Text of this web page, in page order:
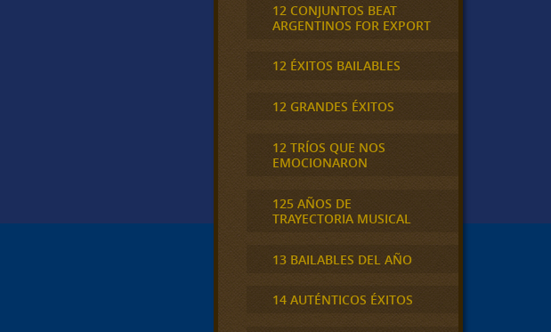
12 CONJUNTOS BEAT
ARGENTINOS FOR EXPORT
12 ÉXITOS BAILABLES
12 GRANDES ÉXITOS
12 TRÍOS QUE NOS
EMOCIONARON
125 AÑOS DE
TRAYECTORIA MUSICAL
13 BAILABLES DEL AÑO
14 AUTÉNTICOS ÉXITOS